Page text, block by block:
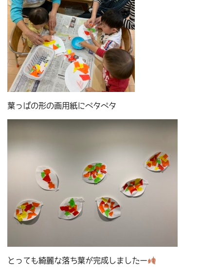
葉っぱの形の画用紙にペタペタ
とっても綺麗な落ち葉が完成しましたー